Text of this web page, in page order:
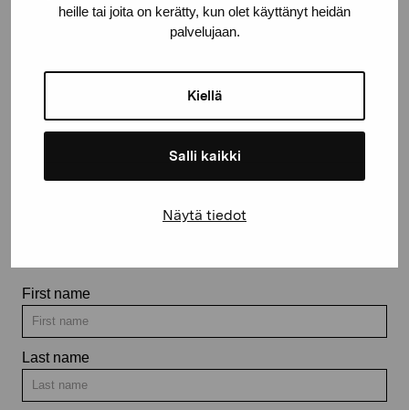
heille tai joita on kerätty, kun olet käyttänyt heidän
palvelujaan.
Kiellä
Salli kaikki
Näytä tiedot
Stay up-to-date on our
First name
Last name